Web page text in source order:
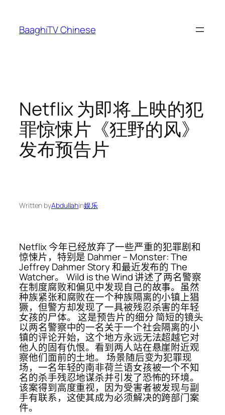
content
BaaghiTV Chinese
Netflix 为即将上映的犯
罪惊悚片《狂野的风》
发布预告片
Written byAbdullahin娱乐
Netflix 今年已经放弃了一些严重的犯罪剧和
惊悚片，特别是 Dahmer – Monster: The
Jeffrey Dahmer Story 和最近发布的 The
Watcher。 Wild is the Wind 讲述了两名警察
在制度腐败和偏见中发现自己的故事。虽然
种族紧张和腐败在一个种族隔离的小镇上猖
獗，但警方却发现了一具被残忍杀害的年轻
女孩的尸体。 这是预告片的细分 简短的镜头
以两名警察中的一名关于一个社会隔离的小
镇的评论开始，这个地方永远无法超越它对
他人的固有仇恨。看到两人站在悬崖附近观
察他们面前的土地。 场景随后变为犯罪现
场，一名年轻的南非荷兰语女孩被一个不知
名的杀手残忍地谋杀并引发了恐怖的环境。
该案得到高度重视，因为受害者被发现与副
手有联系，这使其成为必须解决的跨部门案
件。